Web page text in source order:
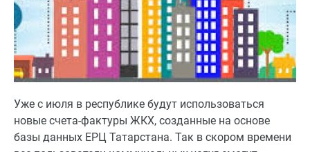
Уже с июля в республике будут использоваться
новые счета-фактуры ЖКХ, созданные на основе
базы данных ЕРЦ Татарстана. Так в скором времени